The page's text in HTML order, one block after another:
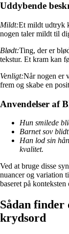
Uddybende
Mildt:Et mildt udtryk
nogen taler mildt til
Blødt:Ting, der er
tekstur. Et kram kan
Venligt:Når nogen er
frem og skabe en
Anvendelser af
Hun smilede
Barnet sov
Han lod sin
kvalitet.
Ved at bruge disse
nuancer og variation
baseret på
Sådan
krydsord